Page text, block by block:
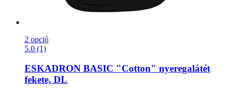
2 opció
5.0 (1)
ESKADRON BASIC "Cotton" nyeregalátét
fekete, DL